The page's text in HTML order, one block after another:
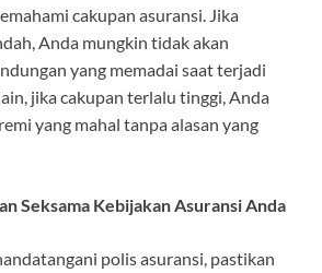
cakupan asuransi. Jika
Anda mungkin tidak akan
yang memadai saat terjadi
jika cakupan terlalu tinggi, Anda
yang mahal tanpa alasan yang
Seksama Kebijakan Asuransi Anda
polis asuransi, pastikan